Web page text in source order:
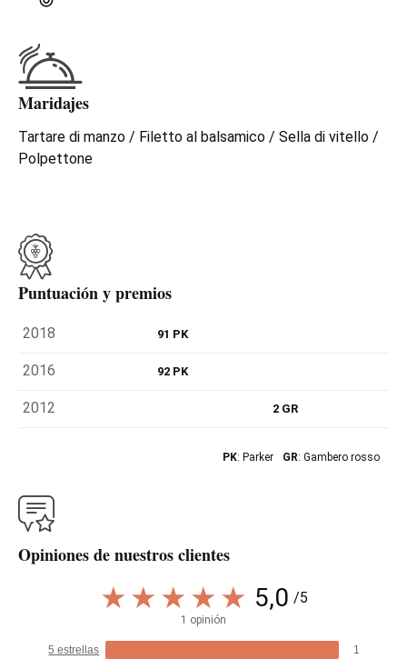
Maridajes
Tartare di manzo / Filetto al balsamico / Sella di vitello /
Polpettone
Puntuación y premios
2018 91 PK
2016 92 PK
2012 2 GR
PK: Parker GR: Gambero rosso
Opiniones de nuestros clientes
5,0 /5
1 opinión
5 estrellas 1